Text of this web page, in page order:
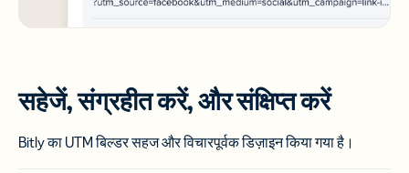
सहेजें, संग्रहीत करें, और संक्षिप्त करें
Bitly का UTM बिल्डर सहज और विचारपूर्वक डिज़ाइन किया गया है।